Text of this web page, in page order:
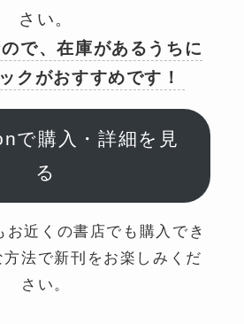
さい。
で、在庫があるうちに
クがおすすめです！
で購入・詳細を見
る
お近くの書店でも購入でき
方法で新刊をお楽しみくだ
さい。